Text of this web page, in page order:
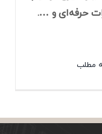
حرفه‌ای و ….
مطلب